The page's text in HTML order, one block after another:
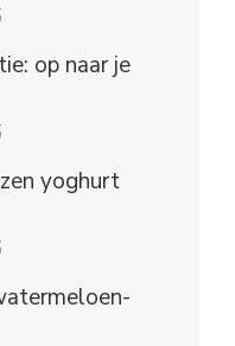
op naar je
yoghurt